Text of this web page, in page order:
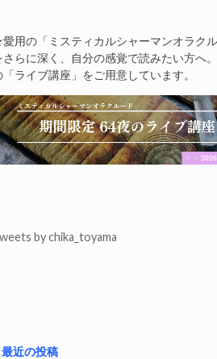
用の「ミスティカルシャーマンオラクル
さらに深く、自分の感覚で読みたい方へ
「ライブ講座」をご用意しています。
by chika_toyama
最近の投稿